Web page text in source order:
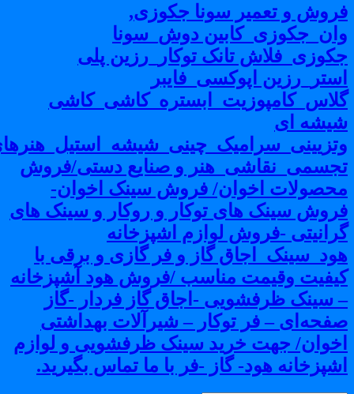
و تعمیر سونا جکوزی,
دوش_سونا
تانک توکار_رزین پلی
اپوکسی_فایبر
ای
و صنایع دستی/فروش
اخوان/ فروش سینک اخوان-
سینک های توکار و روکار و سینک های
-فروش لوازم اشپزخانه
گاز و فر گازی و برقی با
وقیمت مناسب /فروش هود آشپزخانه
سینک ظرفشویی -اجاق گاز فردار -گاز
– فر توکار – شیرآلات بهداشتی
جهت خرید سینک ظرفشویی و لوازم
هود- گاز -فر با ما تماس بگیرید.